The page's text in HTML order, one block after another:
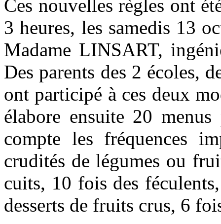
Ces nouvelles règles ont
3 heures, les samedis 13
Madame LINSART,
Des parents des 2 écoles,
ont participé à ces deux
élabore ensuite 20
compte les fréquences
crudités de légumes ou
cuits, 10 fois des
desserts de fruits crus, 6